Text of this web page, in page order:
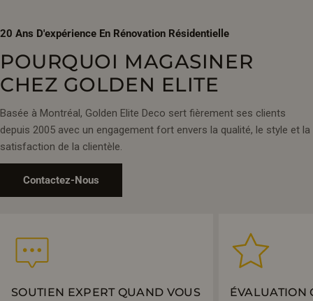
Libérez l'espace au sol avec lestoilettes murales
Valentia en blanc ou noir mat. Vous préférez un look
classique? Les toilettes monoblocs Typhoon, Toledo et
Catania offrent des lignes épurées et une chasse double.
Complétez votre salle de bain avec unmiroir DEL intelligent
coordonné ou parcourez nosrobinets de salle de bain . Visitez
nos salles d'exposition à Montréal.
20 Ans D'expérience En Rénovation Résidentielle
POURQUOI MAGASINER
CHEZ GOLDEN ELITE
Basée à Montréal, Golden Elite Deco sert fièrement ses clients
depuis 2005 avec un engagement fort envers la qualité, le style et la
satisfaction de la clientèle.
Contactez-Nous
SOUTIEN EXPERT QUAND VOUS
ÉVALUATION